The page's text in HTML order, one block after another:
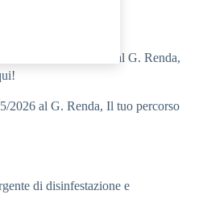
e 01 Febbraio 2025 al G. Renda,
2026 al G. Renda, Il tuo percorso
di disinfestazione e